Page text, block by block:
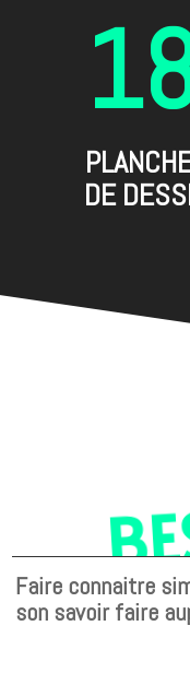
DE
Faire connaitre
son savoir faire